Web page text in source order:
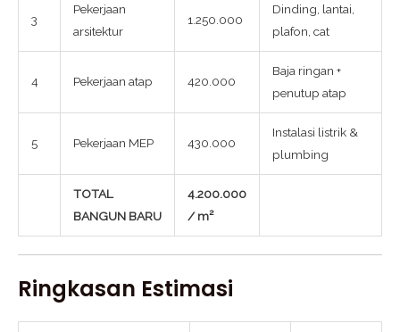
3
Pekerjaan
arsitektur
1.250.000
Dinding, lantai,
plafon, cat
4 Pekerjaan atap 420.000
Baja ringan +
penutup atap
5 Pekerjaan MEP 430.000
Instalasi listrik &
plumbing
TOTAL
BANGUN BARU
4.200.000
/ m²
Ringkasan Estimasi